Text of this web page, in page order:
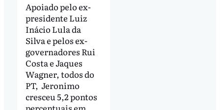
Apoiado pelo ex-
presidente Luiz
Inácio Lula da
Silva e pelos ex-
governadores Rui
Costa e Jaques
Wagner, todos do
PT, Jeronimo
cresceu 5,2 pontos